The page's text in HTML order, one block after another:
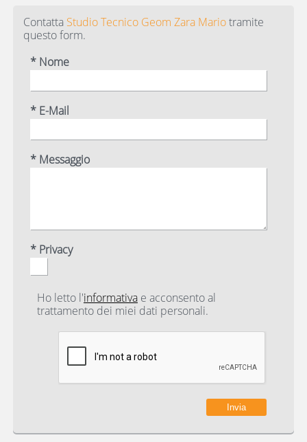
Contatta Studio Tecnico Geom Zara Mariotramite
questo form.
* Nome
* E-Mail
* Messaggio
* Privacy
Ho letto l'informativae acconsento al
trattamento dei miei dati personali.